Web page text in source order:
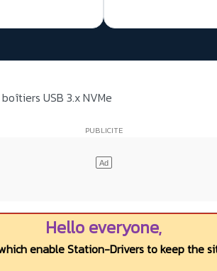
USB 3.x NVMe
Hello everyone,
enable Station-Drivers to keep the